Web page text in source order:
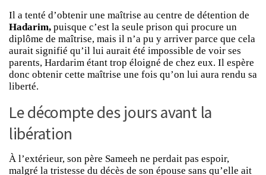
Il a tenté d’obtenir une maîtrise au centre de détention de
Hadarim, puisque c’est la seule prison qui procure un
diplôme de maîtrise, mais il n’a pu y arriver parce que cela
aurait signifié qu’il lui aurait été impossible de voir ses
parents, Hardarim étant trop éloigné de chez eux. Il espère
donc obtenir cette maîtrise une fois qu’on lui aura rendu sa
liberté.
Le décompte des jours avant la
libération
À l’extérieur, son père Sameeh ne perdait pas espoir,
malgré la tristesse du décès de son épouse sans qu’elle ait